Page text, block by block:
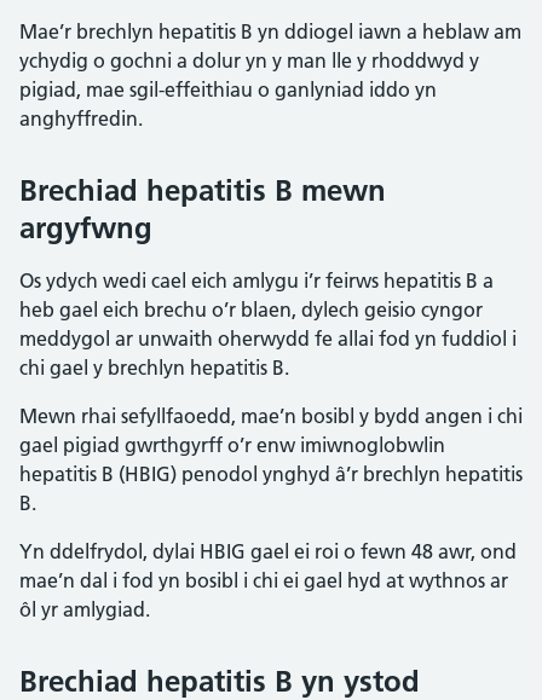
Mae’r brechlyn hepatitis B yn ddiogel iawn a heblaw am
ychydig o gochni a dolur yn y man lle y rhoddwyd y
pigiad, mae sgil-effeithiau o ganlyniad iddo yn
anghyffredin.
Brechiad hepatitis B mewn
argyfwng
Os ydych wedi cael eich amlygu i’r feirws hepatitis B a
heb gael eich brechu o’r blaen, dylech geisio cyngor
meddygol ar unwaith oherwydd fe allai fod yn fuddiol i
chi gael y brechlyn hepatitis B.
Mewn rhai sefyllfaoedd, mae’n bosibl y bydd angen i chi
gael pigiad gwrthgyrff o’r enw imiwnoglobwlin
hepatitis B (HBIG) penodol ynghyd â’r brechlyn hepatitis
B.
Yn ddelfrydol, dylai HBIG gael ei roi o fewn 48 awr, ond
mae’n dal i fod yn bosibl i chi ei gael hyd at wythnos ar
ôl yr amlygiad.
Brechiad hepatitis B yn ystod